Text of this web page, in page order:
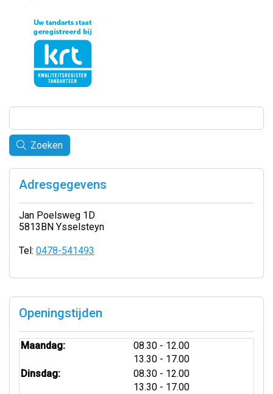
Zoeken
Adresgegevens
Jan Poelsweg 1D
5813BN Ysselsteyn
Tel: 0478-541493
Openingstijden
Maandag: 08.30 tot
- 12.00
13.30 tot
- 17.00
Dinsdag:
08.30 tot
- 12.00
13.30 tot
- 17.00